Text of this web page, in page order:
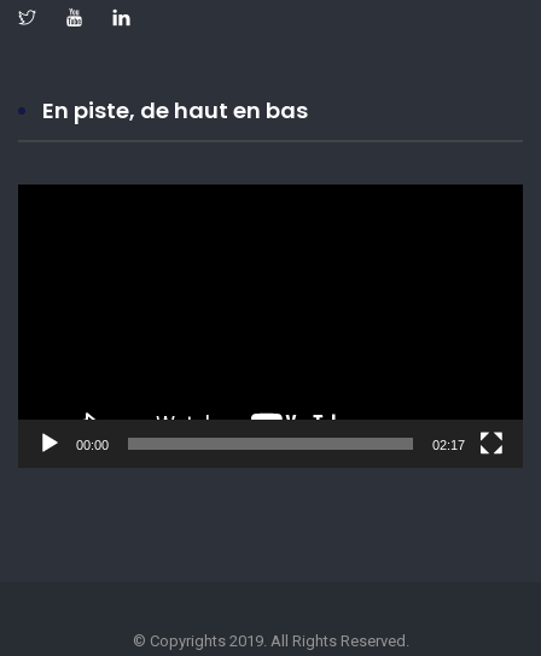
En piste, de haut en bas
00:00 02:17
© Copyrights 2019. All Rights Reserved.